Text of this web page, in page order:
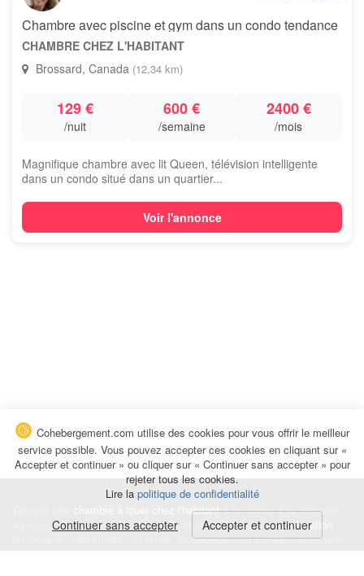
Chambre avec piscine et gym dans un condo tendance
CHAMBRE CHEZ L'HABITANT
Brossard, Canada (12,34 km)
129 €
/nuit
600 €
/semaine
2400 €
/mois
Magnifique chambre avec lit Queen, télévision intelligente
dans un condo situé dans un quartier...
Voir l'annonce
chambre à louer chez l'habitantà la nuitée, à la semaine,
au mois ou à l'année pour de courts et longs séjours, unecolocation
temporaire : des études, un stage, un déplacement professionnel, une
Cohebergement.com utilise des cookies pour vous offrir le meilleur
service possible. Vous pouvez accepter ces cookies en cliquant sur «
Accepter et continuer » ou cliquer sur « Continuer sans accepter » pour
rejeter tous les cookies.
Lire la politique de confidentialité
Continuer sans accepter Accepter et continuer